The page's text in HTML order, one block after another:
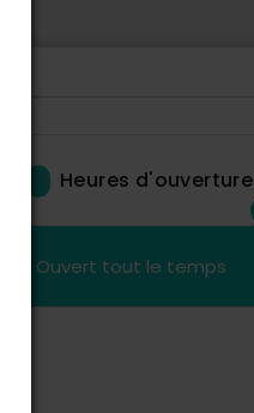
Heures d'ouverture
Ouvert tout le temps